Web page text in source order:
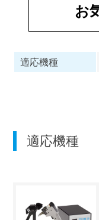
お
適応機種
適応機種